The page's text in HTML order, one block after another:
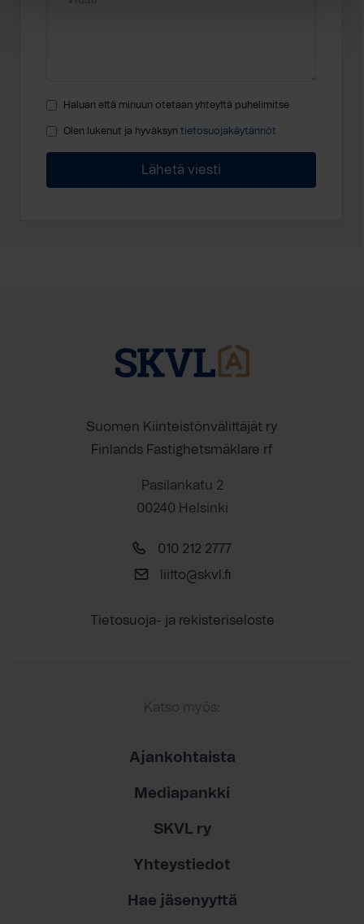
Haluan että minuun otetaan yhteyttä puhelimitse
Olen lukenut ja hyväksyn tietosuojakäytännöt
Suomen Kiinteistönvälittäjät ry
Finlands Fastighetsmäklare rf
Pasilankatu 2
00240 Helsinki
010 212 2777
liitto@skvl.fi
Tietosuoja- ja rekisteriseloste
Katso myös:
Ajankohtaista
Mediapankki
SKVL ry
Yhteystiedot
Hae jäsenyyttä